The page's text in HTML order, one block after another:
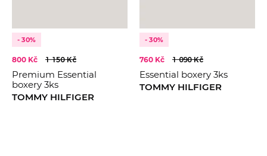
Červená
Navy
Fialová
Oranžová
BASIC
- 30%
800 Kč 1 150 Kč
Premium Essential
boxery 3ks
TOMMY HILFIGER
- 30%
760 Kč 1 090 Kč
Essential boxery 3ks
TOMMY HILFIGER